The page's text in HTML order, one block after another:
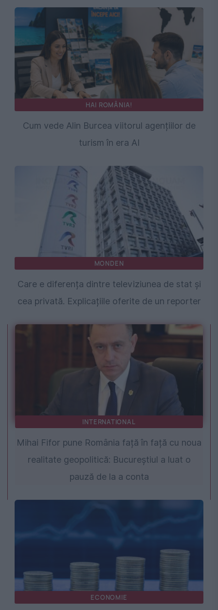
HAI ROMÂNIA!
Cum vede Alin Burcea viitorul agențiilor de
turism în era AI
MONDEN
Care e diferența dintre televiziunea de stat și
cea privată. Explicațiile oferite de un reporter
INTERNATIONAL
Mihai Fifor pune România față în față cu noua
realitate geopolitică: Bucureștiul a luat o
pauză de la a conta
ECONOMIE